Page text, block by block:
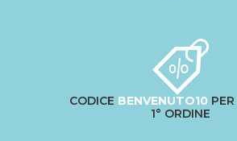
CODICE BENVENUTO10 PER
1° ORDINE